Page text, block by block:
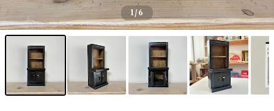
1/6